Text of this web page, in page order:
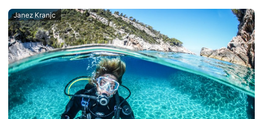
Janez Kranjc